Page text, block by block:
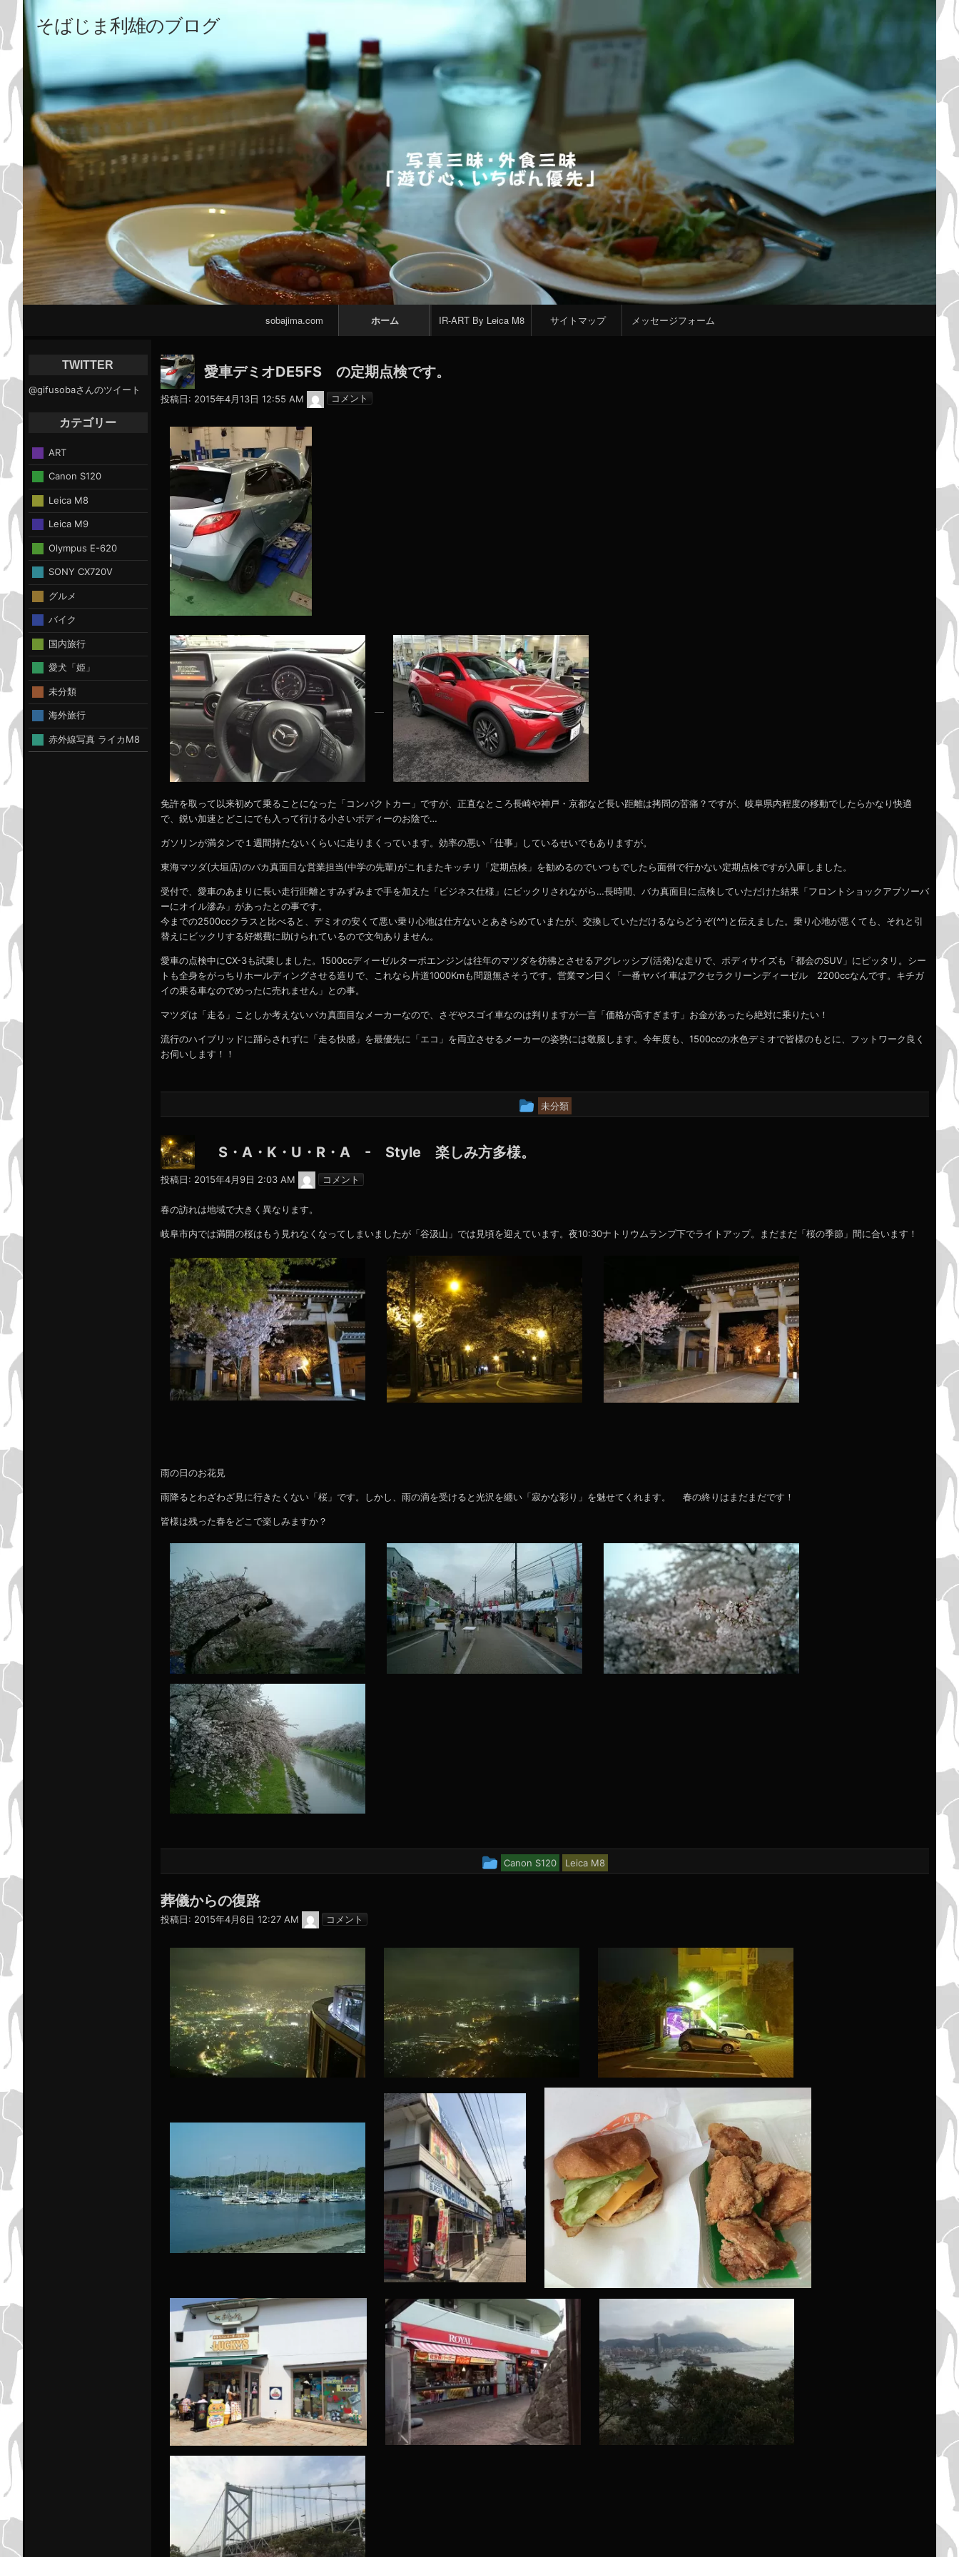
ン
ツ
キ
プ
CATEGORIES-
CATEGORIES-
そばじま利雄のブログ
イ
ビ
ゲ
ー
ョ
ン
sobajima.com ホーム IR-ART By Leica M8 サイトマップ メッセージフォーム
愛車デミオDE5FS の定期点検です。
投稿日: 2015年4月13日 12:55 AM admin
コメント
免許を取って以来初めて乗ることになった「コンパクトカー」ですが、正直なところ長崎や神戸・京都など長い距離は拷問の苦痛？ですが、岐阜県内程度の移動でしたらかなり快適
で、鋭い加速とどこにでも入って行ける小さいボディーのお陰で…
ガソリンが満タンで１週間持たないくらいに走りまくっています。効率の悪い「仕事」しているせいでもありますが。
東海マツダ(大垣店)のバカ真面目な営業担当(中学の先輩)がこれまたキッチリ「定期点検」を勧めるのでいつもでしたら面倒で行かない定期点検ですが入庫しました。
受付で、愛車のあまりに長い走行距離とすみずみまで手を加えた「ビジネス仕様」にビックリされながら…長時間、バカ真面目に点検していただけた結果「フロントショックアブソーバ
ーにオイル滲み」があったとの事です。
今までの2500ccクラスと比べると、デミオの安くて悪い乗り心地は仕方ないとあきらめていまたが、交換していただけるならどうぞ(^^)と伝えました。乗り心地が悪くても、それと引
替えにビックリする好燃費に助けられているので文句ありません。
愛車の点検中にCX-3も試乗しました。1500ccディーゼルターボエンジンは往年のマツダを彷彿とさせるアグレッシブ(活発)な走りで、ボディサイズも「都会のSUV」にピッタリ。シー
トも全身をがっちりホールディングさせる造りで、これなら片道1000Kmも問題無さそうです。営業マン曰く「一番ヤバイ車はアクセラクリーンディーゼル 2200ccなんです。キチガ
イの乗る車なのでめったに売れません」との事。
マツダは「走る」ことしか考えないバカ真面目なメーカーなので、さぞやスゴイ車なのは判りますが一言「価格が高すぎます」お金があったら絶対に乗りたい！
流行のハイブリッドに踊らされずに「走る快感」を最優先に「エコ」を両立させるメーカーの姿勢には敬服します。今年度も、1500ccの水色デミオで皆様のもとに、フットワーク良く
お伺いします！！
投
未分類
S・A・K・U・R・A - Style 楽しみ方多様。
投稿日: 2015年4月9日 2:03 AM admin
コメント
春の訪れは地域で大きく異なります。
岐阜市内では満開の桜はもう見れなくなってしまいましたが「谷汲山」では見頃を迎えています。夜10:30ナトリウムランプ下でライトアップ。まだまだ「桜の季節」間に合います！
雨の日のお花見
雨降るとわざわざ見に行きたくない「桜」です。しかし、雨の滴を受けると光沢を纏い「寂かな彩り」を魅せてくれます。 春の終りはまだまだです！
皆様は残った春をどこで楽しみますか？
投
Canon S120 Leica M8
葬儀からの復路
投稿日: 2015年4月6日 12:27 AM admin
コメント
TWITTER
@gifusobaさんのツイート
カテゴリー
ART
Canon S120
Leica M8
Leica M9
Olympus E-620
SONY CX720V
グルメ
バイク
国内旅行
愛犬「姫」
未分類
海外旅行
赤外線写真 ライカM8